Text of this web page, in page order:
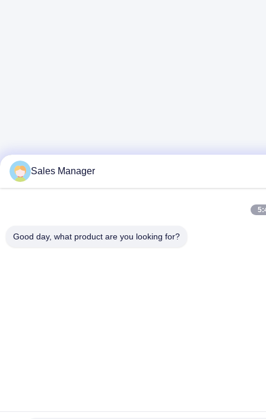
Sales Manager
Good day, what product are you looking for?